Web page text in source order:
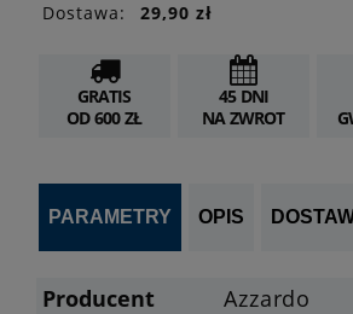
Dostawa:
29,90 zł
GRATIS
OD 600 ZŁ
45 DNI
NA ZWROT
PARAMETRY OPIS
Producent
Azzardo